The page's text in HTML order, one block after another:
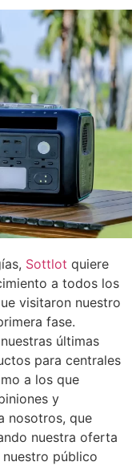
Sottlot quiere
a todos los
visitaron nuestro
fase.
últimas
para centrales
a los que
y
nosotros, que
nuestra oferta
público